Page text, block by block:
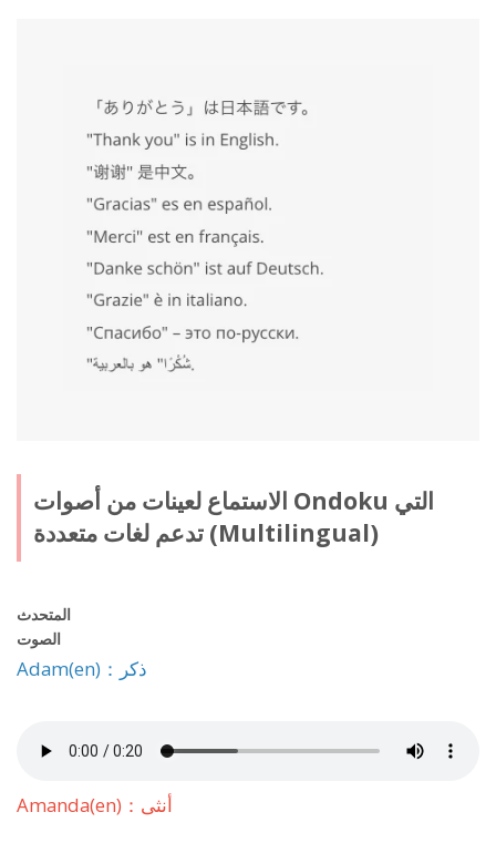
الاستماع لعينات من أصوات Ondoku التي
تدعم لغات متعددة (Multilingual)
المتحدث
الصوت
Adam(en)：ذكر
Amanda(en)：أنثى